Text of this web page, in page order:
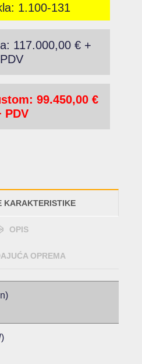
1.100-131
117.000,00 € +
PDV
99.450,00 €
PDV
KARAKTERISTIKE
OPIS
OPREMA